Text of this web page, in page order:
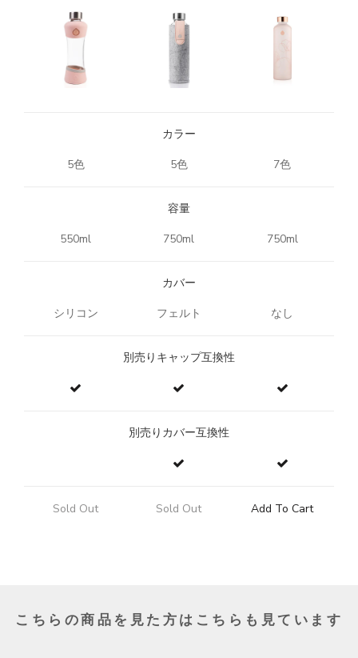
カラー
5色
5色 7色
容量
550ml
750ml 750ml
カバー
シリコン
フェルト なし
別売りキャップ互換性
別売りカバー互換性
Sold Out Sold Out Add To Cart
こちらの商品を見た方はこちらも見ています